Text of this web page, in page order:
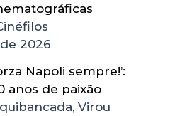
2026
Napoli sempre!’:
anos de paixão
Virou